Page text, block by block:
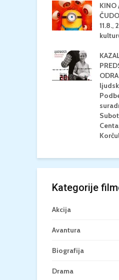
KINO
11.8.,
Kategorije
Akcija
Avantura
Biografija
Drama